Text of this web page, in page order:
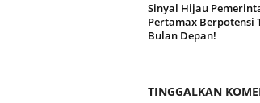
Sinyal Hijau
Pertamax Berpotensi
Bulan Depan!
TINGGALKAN